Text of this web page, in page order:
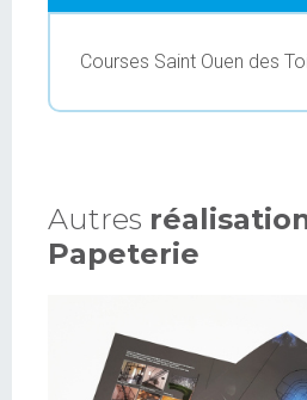
Courses Saint Ouen des
Autres
Papeterie